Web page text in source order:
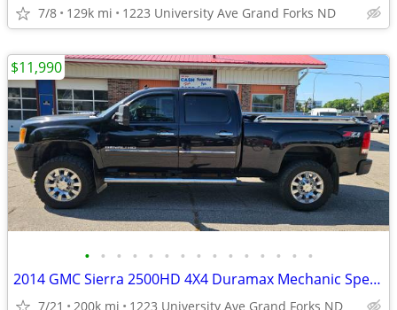
7/8 129k mi 1223 University Ave Grand Forks ND
• • • • • • • • • • • • • • •
2014 GMC Sierra 2500HD 4X4 Duramax Mechanic Special!!!!!!!!!!
7/21 200k mi 1223 University Ave Grand Forks ND
$11,990